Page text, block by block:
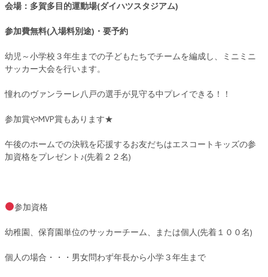
会場：多賀多目的運動場(ダイハツスタジアム)
参加費無料(入場料別途)・要予約
幼児～小学校３年生までの子どもたちでチームを編成し、ミニミニ
サッカー大会を行います。
憧れのヴァンラーレ八戸の選手が見守る中プレイできる！！
参加賞やMVP賞もあります★
午後のホームでの決戦を応援するお友だちはエスコートキッズの参
加資格をプレゼント♪(先着２２名)
参加資格
幼稚園、保育園単位のサッカーチーム、または個人(先着１００名)
個人の場合・・・男女問わず年長から小学３年生まで